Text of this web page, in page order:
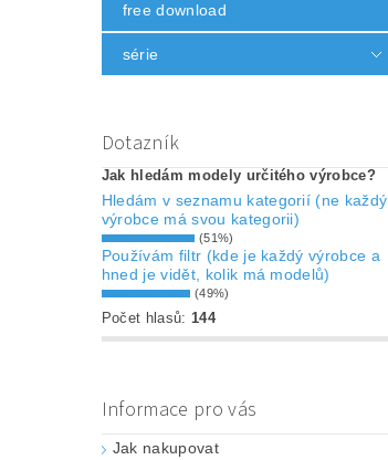
free download
série
Dotazník
Jak hledám modely určitého výrobce?
Hledám v seznamu kategorií (ne každý
výrobce má svou kategorii)
(51%)
Používám filtr (kde je každý výrobce a
hned je vidět, kolik má modelů)
(49%)
Počet hlasů: 144
Informace pro vás
Jak nakupovat